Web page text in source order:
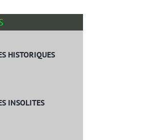
HISTORIQUES
INSOLITES